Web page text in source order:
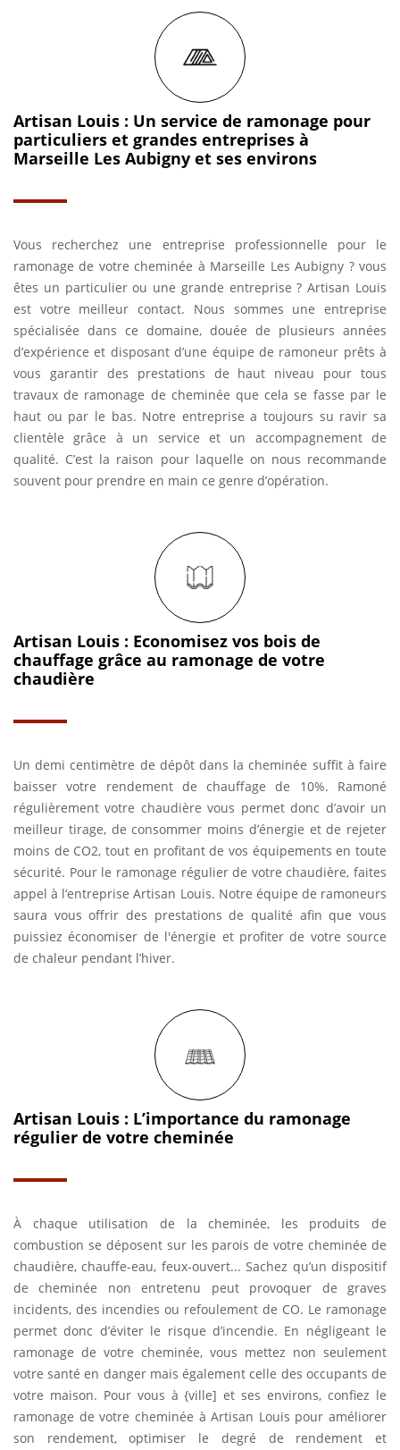
Artisan Louis : Un service de ramonage pour
particuliers et grandes entreprises à
Marseille Les Aubigny et ses environs
Vous recherchez une entreprise professionnelle pour le
ramonage de votre cheminée à Marseille Les Aubigny ? vous
êtes un particulier ou une grande entreprise ? Artisan Louis
est votre meilleur contact. Nous sommes une entreprise
spécialisée dans ce domaine, douée de plusieurs années
d’expérience et disposant d’une équipe de ramoneur prêts à
vous garantir des prestations de haut niveau pour tous
travaux de ramonage de cheminée que cela se fasse par le
haut ou par le bas. Notre entreprise a toujours su ravir sa
clientèle grâce à un service et un accompagnement de
qualité. C’est la raison pour laquelle on nous recommande
souvent pour prendre en main ce genre d’opération.
Artisan Louis : Economisez vos bois de
chauffage grâce au ramonage de votre
chaudière
Un demi centimètre de dépôt dans la cheminée suffit à faire
baisser votre rendement de chauffage de 10%. Ramoné
régulièrement votre chaudière vous permet donc d’avoir un
meilleur tirage, de consommer moins d’énergie et de rejeter
moins de CO2, tout en profitant de vos équipements en toute
sécurité. Pour le ramonage régulier de votre chaudière, faites
appel à l‘entreprise Artisan Louis. Notre équipe de ramoneurs
saura vous offrir des prestations de qualité afin que vous
puissiez économiser de l'énergie et profiter de votre source
de chaleur pendant l’hiver.
Artisan Louis : L’importance du ramonage
régulier de votre cheminée
À chaque utilisation de la cheminée, les produits de
combustion se déposent sur les parois de votre cheminée de
chaudière, chauffe-eau, feux-ouvert... Sachez qu’un dispositif
de cheminée non entretenu peut provoquer de graves
incidents, des incendies ou refoulement de CO. Le ramonage
permet donc d’éviter le risque d’incendie. En négligeant le
ramonage de votre cheminée, vous mettez non seulement
votre santé en danger mais également celle des occupants de
votre maison. Pour vous à {ville] et ses environs, confiez le
ramonage de votre cheminée à Artisan Louis pour améliorer
son rendement, optimiser le degré de rendement et